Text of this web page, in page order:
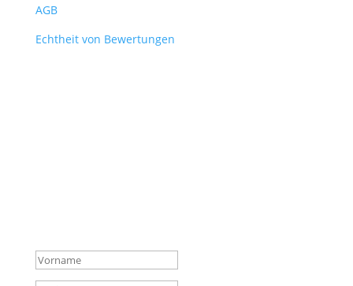
AGB
Echtheit von Bewertungen